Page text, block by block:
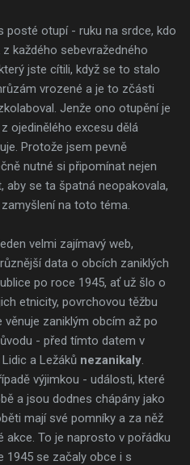
posté otupí - ruku na srdce, kdo
každého sebevražedného
jste cítili, když se to stalo
vrozené a je to zčásti
Jenže ono otupění je
ojedinělého excesu dělá
Protože jsem pevně
nutné si připomínat nejen
se ta špatná neopakovala,
na toto téma.
velmi zajímavý web,
data o obcích zaniklých
po roce 1945, ať už šlo o
etnicity, povrchovou těžbu
zaniklým obcím až po
- před tímto datem v
a Ležáků nezanikaly
výjimkou - události, které
a jsou dodnes chápány jako
mají své pomníky a za něž
akce. To je naprosto v pořádku
1945 se začaly obce i s